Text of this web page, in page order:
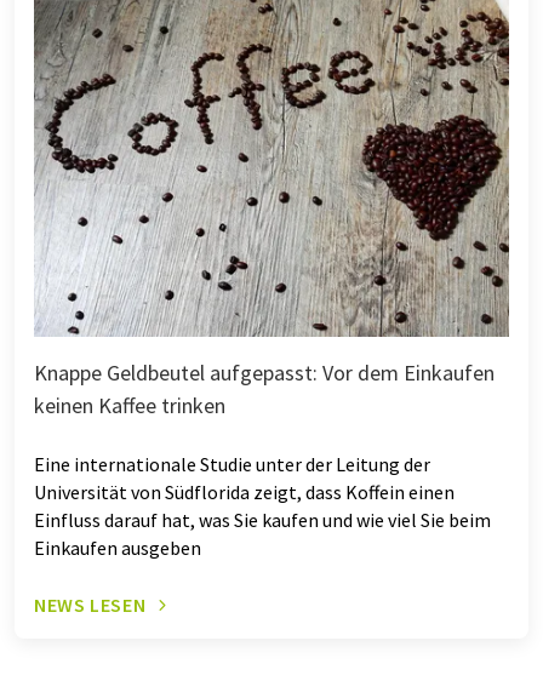
Knappe Geldbeutel aufgepasst: Vor dem Einkaufen
keinen Kaffee trinken
Eine internationale Studie unter der Leitung der
Universität von Südflorida zeigt, dass Koffein einen
Einfluss darauf hat, was Sie kaufen und wie viel Sie beim
Einkaufen ausgeben
NEWS LESEN